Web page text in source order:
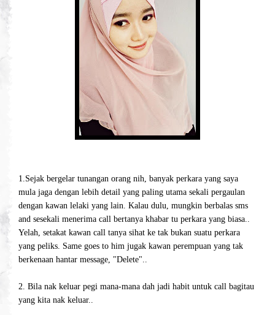
1.Sejak bergelar tunangan orang nih, banyak perkara yang saya
mula jaga dengan lebih detail yang paling utama sekali pergaulan
dengan kawan lelaki yang lain. Kalau dulu, mungkin berbalas sms
and sesekali menerima call bertanya khabar tu perkara yang biasa..
Yelah, setakat kawan call tanya sihat ke tak bukan suatu perkara
yang peliks. Same goes to him jugak kawan perempuan yang tak
berkenaan hantar message, "Delete"..
2. Bila nak keluar pegi mana-mana dah jadi habit untuk call bagitau
yang kita nak keluar..